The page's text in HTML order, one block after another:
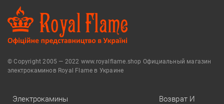
© Copyright 2005 — 2022 www.royalflame.shop Официальный магазин
электрокаминов Royal Flame в Украине
Электрокамины
Возврат И